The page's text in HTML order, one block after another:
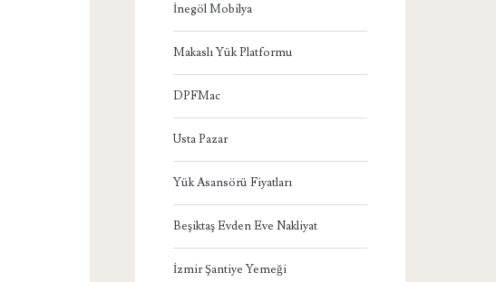
İnegöl Mobilya
Makaslı Yük Platformu
DPFMac
Usta Pazar
Yük Asansörü Fiyatları
Beşiktaş Evden Eve Nakliyat
İzmir Şantiye Yemeği